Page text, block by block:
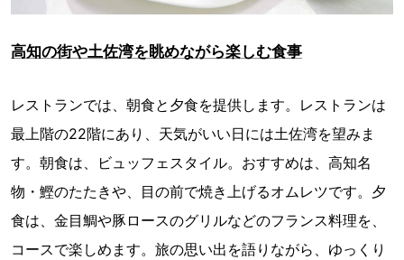
高知の街や土佐湾を眺めながら楽しむ食事
レストランでは、朝食と夕食を提供します。レストランは
最上階の22階にあり、天気がいい日には土佐湾を望みま
す。朝食は、ビュッフェスタイル。おすすめは、高知名
物・鰹のたたきや、目の前で焼き上げるオムレツです。夕
食は、金目鯛や豚ロースのグリルなどのフランス料理を、
コースで楽しめます。旅の思い出を語りながら、ゆっくり